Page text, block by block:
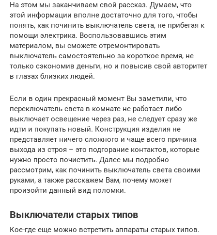
На этом мы заканчиваем свой рассказ. Думаем, что
этой информации вполне достаточно для того, чтобы
понять, как починить выключатель света, не прибегая к
помощи электрика. Воспользовавшись этим
материалом, вы сможете отремонтировать
выключатель самостоятельно за короткое время, не
только сэкономив деньги, но и повысив свой авторитет
в глазах близких людей.
Если в один прекрасный момент Вы заметили, что
переключатель света в комнате не работает либо
выключает освещение через раз, не следует сразу же
идти и покупать новый. Конструкция изделия не
представляет ничего сложного и чаще всего причина
выхода из строя – это подгорание контактов, которые
нужно просто почистить. Далее мы подробно
рассмотрим, как починить выключатель света своими
руками, а также расскажем Вам, почему может
произойти данный вид поломки.
Выключатели старых типов
Кое-где еще можно встретить аппараты старых типов.